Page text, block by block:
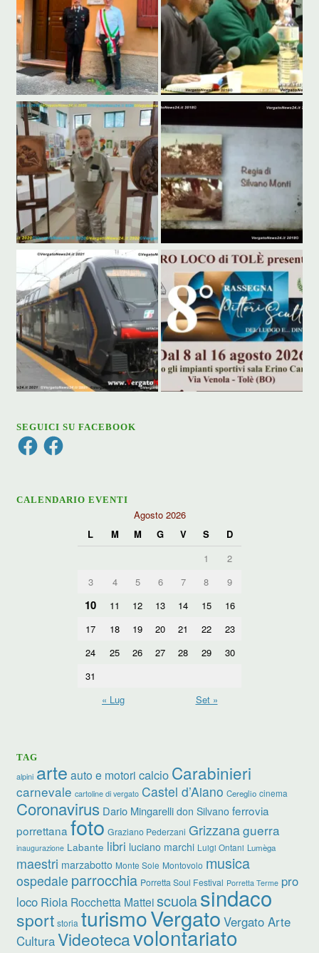
SEGUICI SU FACEBOOK
FacebookFacebook
CALENDARIO EVENTI
Agosto 2026
L
M M G V S
D
1
2
3
4 5 6 7 8 9
10 11 12 13 14 15
16
17
18 19 20 21 22
23
24
25 26 27 28 29
30
31
« Lug
Set »
TAG
alpini arte auto e motori calcio Carabinieri
carnevale cartoline di vergato Castel d’Aiano Cereglio cinema
Coronavirus Dario Mingarelli don Silvano ferrovia
porrettana foto Graziano Pederzani Grizzanaguerra
inaugurazione Labante libri luciano marchi Luigi Ontani Lumèga
maestri marzabotto Monte Sole Montovolo musica
ospedale parrocchia Porretta Soul Festival Porretta Terme pro
loco Riola Rocchetta Matteiscuolasindaco
sport storia turismoVergato Vergato Arte
CulturaVideotecavolontariato